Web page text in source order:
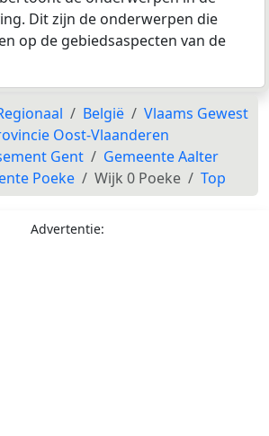
Dit zijn de onderwerpen die
op de gebiedsaspecten van de
België
Vlaams Gewest
Oost-Vlaanderen
Gent
Gemeente Aalter
Poeke
Wijk 0 Poeke Top
Advertentie: